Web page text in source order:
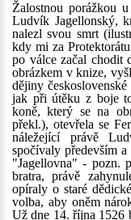
Žalostnou porážkou
Ludvík Jagellonský,
nalezl svou smrt
kdy mi za
po válce začal chodit
obrázkem v knize,
dějiny
jak při útěku z boje
koně, který se na
překl.), otevřela se
náležející právě
spočívaly především
"Jagellovna" - pozn.
bratra, právě
opíraly o staré
volba, aby oněm
Už dne 14. října 1526